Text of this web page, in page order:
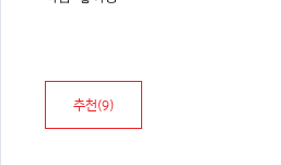
추천(9)